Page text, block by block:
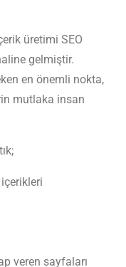
üretimi SEO
gelmiştir.
en önemli nokta,
mutlaka insan
veren sayfaları